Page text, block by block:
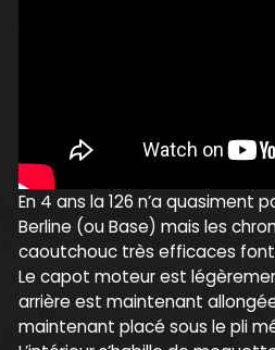
En 4 ans la 126 n’a quasiment
Berline (ou Base) mais les
caoutchouc très efficaces
Le capot moteur est
arrière est maintenant
maintenant placé sous le pli